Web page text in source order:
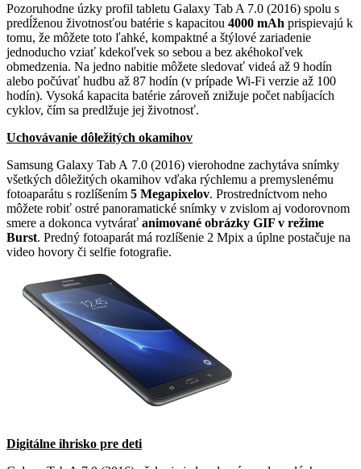
Pozoruhodne úzky profil tabletu Galaxy Tab A 7.0 (2016) spolu s
predĺženou životnosťou batérie s kapacitou 4000 mAh prispievajú k
tomu, že môžete toto ľahké, kompaktné a štýlové zariadenie
jednoducho vziať kdekoľvek so sebou a bez akéhokoľvek
obmedzenia. Na jedno nabitie môžete sledovať videá až 9 hodín
alebo počúvať hudbu až 87 hodín (v prípade Wi-Fi verzie až 100
hodín). Vysoká kapacita batérie zároveň znižuje počet nabíjacích
cyklov, čím sa predlžuje jej životnosť.
Uchovávanie dôležitých okamihov
Samsung Galaxy Tab A 7.0 (2016) vierohodne zachytáva snímky
všetkých dôležitých okamihov vďaka rýchlemu a premyslenému
fotoaparátu s rozlíšením 5 Megapixelov. Prostredníctvom neho
môžete robiť ostré panoramatické snímky v zvislom aj vodorovnom
smere a dokonca vytvárať animované obrázky GIF v režime
Burst. Predný fotoaparát má rozlíšenie 2 Mpix a úplne postačuje na
video hovory či selfie fotografie.
Digitálne ihrisko pre deti